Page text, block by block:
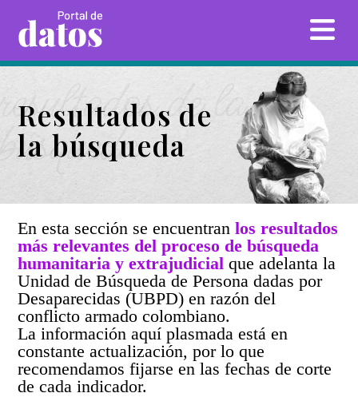
Skip
INICIO
RESULTADOS DE LA BÚSQUEDA
UNIVERSO
LUGARES INTERÉS FORENSE
PERSONAS BUSCADORAS
Resultados de
la búsqueda
de la
En esta sección se encuentranlos resultados
más relevantes del proceso de búsqueda
humanitaria y extrajudicial que adelanta la
Unidad de Búsqueda de Persona dadas por
Desaparecidas (UBPD) en razón del
conflicto armado colombiano.
La información aquí plasmada está en
constante actualización, por lo que
recomendamos fijarse en las fechas de corte
de cada indicador.